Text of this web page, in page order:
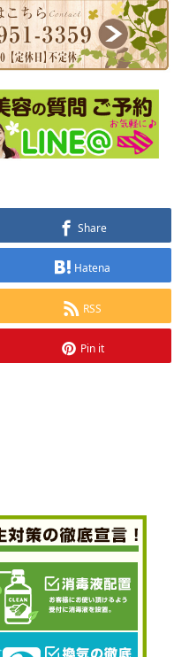
Share
Hatena
RSS
Pin it